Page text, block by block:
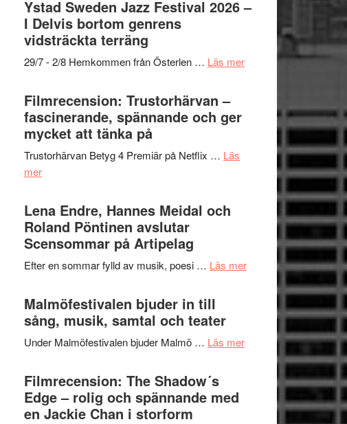
och
en
hjärtevarm
Ystad Sweden Jazz Festival 2026 –
I Delvis bortom genrens
vidsträckta terräng
29/7 - 2/8 Hemkommen från Österlen … Läs merom
Festival
genrens
vidsträckta
Filmrecension: Trustorhärvan –
fascinerande, spännande och ger
mycket att tänka på
Trustorhärvan Betyg 4 Premiär på Netflix … Läs
merom
Trustorhärvan
–
fascinerande,
spännande
och
mycket
att
tänka
Lena Endre, Hannes Meidal och
Roland Pöntinen avslutar
Scensommar på Artipelag
Efter en sommar fylld av musik, poesi … Läs merom
Hannes
Roland
Pöntinen
Scensommar
Malmöfestivalen bjuder in till
sång, musik, samtal och teater
Under Malmöfestivalen bjuder Malmö … Läs merom
Malmöfestivalen
Filmrecension: The Shadow´s
Edge – rolig och spännande med
en Jackie Chan i storform